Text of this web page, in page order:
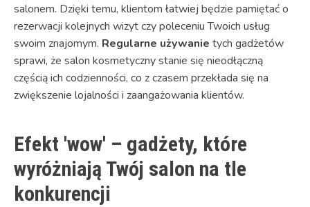
salonem. Dzięki temu, klientom łatwiej będzie pamiętać o
rezerwacji kolejnych wizyt czy poleceniu Twoich usług
swoim znajomym. Regularne używanie tych gadżetów
sprawi, że salon kosmetyczny stanie się nieodłączną
częścią ich codzienności, co z czasem przekłada się na
zwiększenie lojalności i zaangażowania klientów.
Efekt 'wow' – gadżety, które
wyróżniają Twój salon na tle
konkurencji